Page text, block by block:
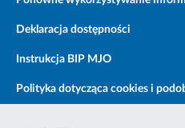
Deklaracja dostępności
Instrukcja BIP MJO
Polityka dotycząca cookies i